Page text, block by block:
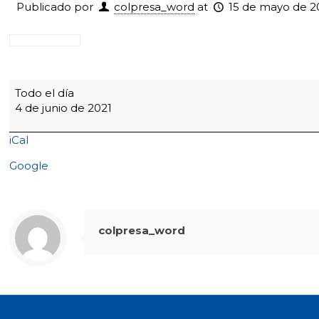
Publicado por colpresa_word at 15 de mayo de
Día
del
Medio
Ambiente
-
3:00
del
II
Periodo
de
Todo el día
4 de junio de 2021
iCal
Google
colpresa_word